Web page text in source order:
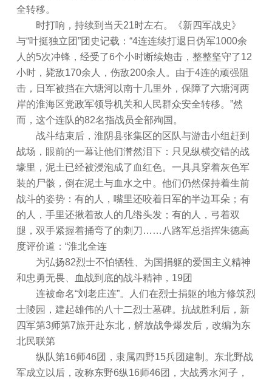
全转移。
时打响，持续到当天21时左右。《新四军战史》
与“叶挺独立团”团史记载：“4连连续打退日伪军1000余
人的5次冲锋，经受了6个小时断续炮击，整整坚守了12
小时，毙敌170余人，伤敌200余人。由于4连的顽强阻
击，日军被挡在六塘河以南十几里外，保障了六塘河两
岸的淮海区党政军领导机关和人民群众安全转移。”然
而，这个连队的82名指战员全部殉国。
战斗结束后，淮阴县张集区的区队与游击小组赶到
战场，眼前的一幕让他们潸然泪下：只见纵横交错的战
壕里，泥土已经被浸泡成了血红色。一具具穿着灰色军
装的尸骸，倒在泥土与血水之中。他们仍然保持着生前
战斗的姿势：有的人，嘴里还咬着日军的半边耳朵；有
的人，手里还揪着敌人的几绺头发；有的人，弓着双
腿，双手紧握着捅弯了的刺刀……八路军总指挥朱德高
度评价道：“淮北全连
为弘扬82烈士不怕牺牲、为国捐躯的爱国主义精神
和忠勇无畏、血战到底的战斗精神，19团
连被命名“刘老庄连”。人们在烈士捐躯的地方修筑烈
士陵园，建起雄伟的八十二烈士墓碑。抗战胜利后，新
四军第3师第7旅开赴东北，解放战争爆发后，改编为东
北民联第
纵队第16师46团，隶属四野15兵团建制。东北野战
军成立以后，改称东野6纵16师46团，大战秀水河子，